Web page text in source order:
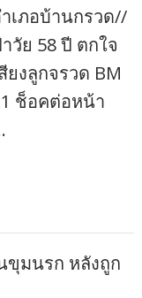
เภอบ้านกรวด//
วัย 58 ปี ตกใจ
ยงลูกจรวด BM
ช็อคต่อหน้า
ขุมนรก หลังถูก